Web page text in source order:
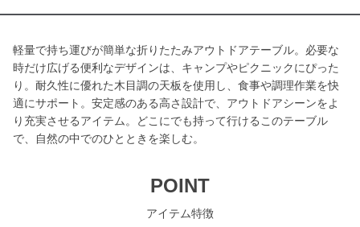
軽量で持ち運びが簡単な折りたたみアウトドアテーブル。必要な
時だけ広げる便利なデザインは、キャンプやピクニックにぴった
り。耐久性に優れた木目調の天板を使用し、食事や調理作業を快
適にサポート。安定感のある高さ設計で、アウトドアシーンをよ
り充実させるアイテム。どこにでも持って行けるこのテーブル
で、自然の中でのひとときを楽しむ。
POINT
アイテム特徴